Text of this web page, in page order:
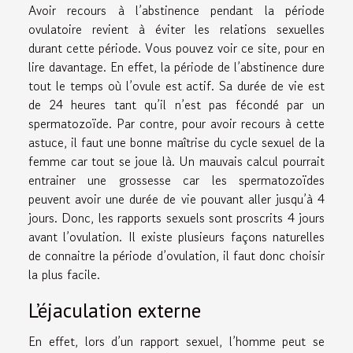
Avoir recours à l’abstinence pendant la période
ovulatoire revient à éviter les relations sexuelles
durant cette période. Vous pouvez voir ce site, pour en
lire davantage. En effet, la période de l’abstinence dure
tout le temps où l’ovule est actif. Sa durée de vie est
de 24 heures tant qu’il n’est pas fécondé par un
spermatozoïde. Par contre, pour avoir recours à cette
astuce, il faut une bonne maîtrise du cycle sexuel de la
femme car tout se joue là. Un mauvais calcul pourrait
entrainer une grossesse car les spermatozoïdes
peuvent avoir une durée de vie pouvant aller jusqu’à 4
jours. Donc, les rapports sexuels sont proscrits 4 jours
avant l’ovulation. Il existe plusieurs façons naturelles
de connaitre la période d’ovulation, il faut donc choisir
la plus facile.
L’éjaculation externe
En effet, lors d’un rapport sexuel, l’homme peut se